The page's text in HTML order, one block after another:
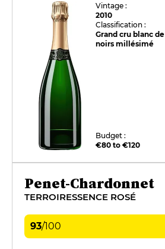
Vintage :
2010
Classification :
Grand cru blanc de
noirs millésimé
Budget :
€80 to €120
Penet-Chardonnet
TERROIRESSENCE ROSÉ
93/100